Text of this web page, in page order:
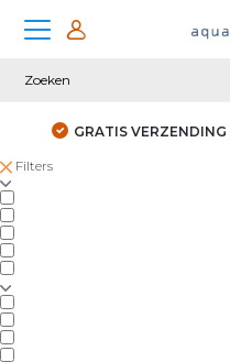
GRATIS
Filters